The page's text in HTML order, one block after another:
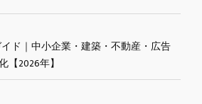
イド｜中小企業・建築・不動産・広告
【2026年】